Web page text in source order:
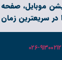
موبایل،
سریعترین
۰۲۶-۹۱۳۰۰۲۱۲